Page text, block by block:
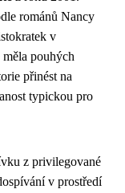
románů Nancy
v
pouhých
přinést na
typickou pro
z privilegované
v prostředí